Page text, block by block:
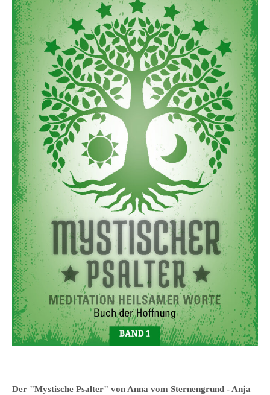
Der "Mystische Psalter" von Anna vom Sternengrund - Anja